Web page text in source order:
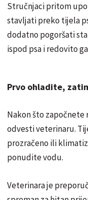
Stručnjaci pritom
stavljati preko tijela
dodatno pogoršati
ispod psa i redovito
Prvo ohladite,
Nakon što započnete
odvesti veterinaru.
prozračeno ili
ponudite vodu.
Veterinara je